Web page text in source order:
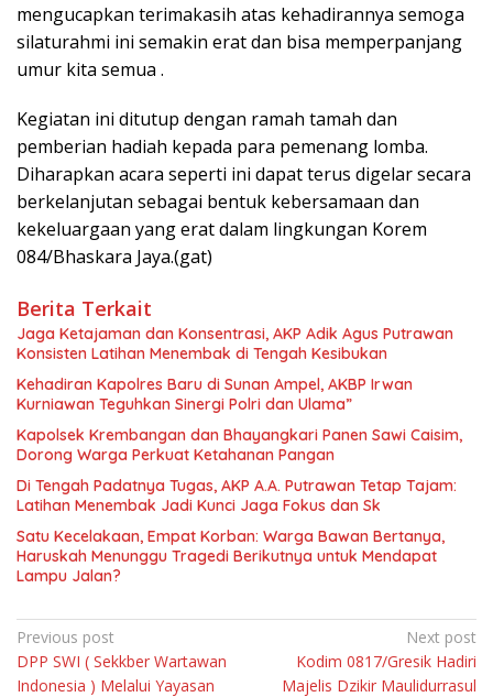
mengucapkan terimakasih atas kehadirannya semoga
silaturahmi ini semakin erat dan bisa memperpanjang
umur kita semua .
Kegiatan ini ditutup dengan ramah tamah dan
pemberian hadiah kepada para pemenang lomba.
Diharapkan acara seperti ini dapat terus digelar secara
berkelanjutan sebagai bentuk kebersamaan dan
kekeluargaan yang erat dalam lingkungan Korem
084/Bhaskara Jaya.(gat)
Berita Terkait
Jaga Ketajaman dan Konsentrasi, AKP Adik Agus Putrawan
Konsisten Latihan Menembak di Tengah Kesibukan
Kehadiran Kapolres Baru di Sunan Ampel, AKBP Irwan
Kurniawan Teguhkan Sinergi Polri dan Ulama”
Kapolsek Krembangan dan Bhayangkari Panen Sawi Caisim,
Dorong Warga Perkuat Ketahanan Pangan
Di Tengah Padatnya Tugas, AKP A.A. Putrawan Tetap Tajam:
Latihan Menembak Jadi Kunci Jaga Fokus dan Sk
Satu Kecelakaan, Empat Korban: Warga Bawan Bertanya,
Haruskah Menunggu Tragedi Berikutnya untuk Mendapat
Lampu Jalan?
Navigasi
pos
Previous post
DPP SWI ( Sekkber Wartawan
Indonesia ) Melalui Yayasan
Next post
Kodim 0817/Gresik Hadiri
Majelis Dzikir Maulidurrasul